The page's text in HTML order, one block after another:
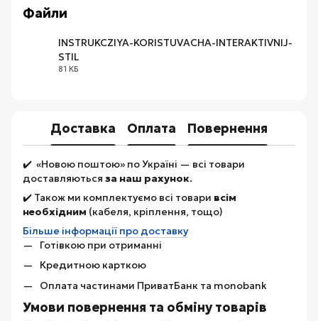
Файли
INSTRUKCZIYA-KORISTUVACHA-INTERAKTIVNIJ-
STIL
81 КБ
Доставка Оплата Повернення
✔️ «Новою поштою» по Україні — всі товари
доставляються за наш рахунок.
✔️ Також ми комплектуємо всі товари всім
необхідним (кабеля, кріплення, тощо)
Більше інформації про доставку
Готівкою при отриманні
Кредитною карткою
Оплата частинами ПриватБанк та monobank
Умови повернення та обміну товарів